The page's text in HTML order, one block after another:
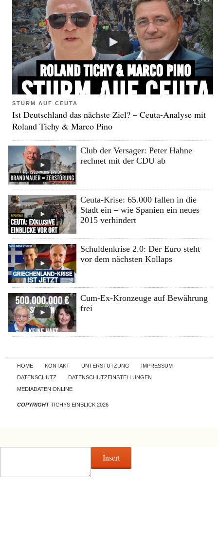
STURM AUF CEUTA
Ist Deutschland das nächste Ziel? – Ceuta-Analyse mit
Roland Tichy & Marco Pino
Club der Versager: Peter Hahne
rechnet mit der CDU ab
Ceuta-Krise: 65.000 fallen in die
Stadt ein – wie Spanien ein neues
2015 verhindert
Schuldenkrise 2.0: Der Euro steht
vor dem nächsten Kollaps
Cum-Ex-Kronzeuge auf Bewährung
frei
Skip to content
HOME KONTAKT UNTERSTÜTZUNG
IMPRESSUM
DATENSCHUTZ
DATENSCHUTZEINSTELLUNGEN
MEDIADATEN ONLINE
COPYRIGHTTICHYS EINBLICK 2026
Insert